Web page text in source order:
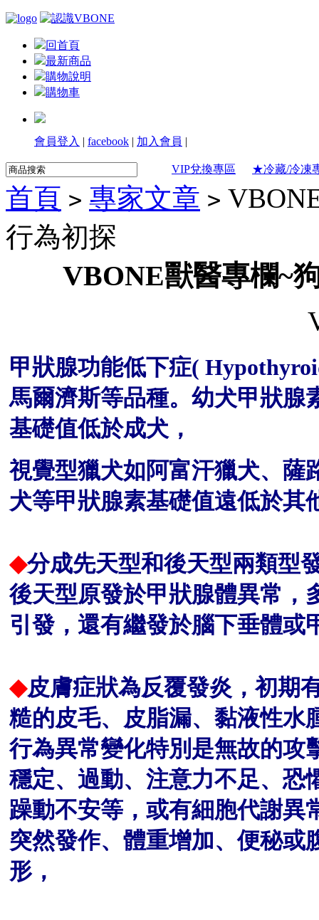
回首頁
最新商品
購物說明
購物車
會員登入 | facebook | 加入會員 |
VIP兌換專區 ★冷藏/冷凍
首頁 > 專家文章 >
行為初探
VBONE獸醫專欄~
甲狀腺功能低下症(
馬爾濟斯等品種。幼犬甲狀腺
基礎值低於成犬，
視覺型獵犬如阿富汗獵犬、薩
犬等甲狀腺素基礎值遠低於其
◆分成先天型和後天型兩類型
後天型原發於甲狀腺體異常，
引發，還有繼發於腦下垂體或
◆皮膚症狀為反覆發炎，初期
糙的皮毛、皮脂漏、 黏液性水
行為異常變化特別是無故的攻
穩定、過動、注意力不足、恐
躁動不安等，或有細胞代謝異
突然發作、體重增加、便秘或
形，